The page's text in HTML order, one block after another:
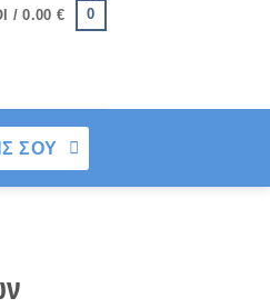
/0.00 € 0
ΣΟΥ